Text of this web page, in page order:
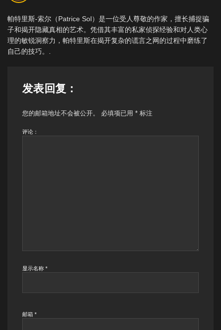
帕特里斯-索尔（Patrice Sol）是一位受人尊敬的作家，擅长捕捉骗
子和揭开隐藏真相的艺术。凭借其丰富的私家侦探经验和对人类心
理的敏锐洞察力，帕特里斯在揭开复杂的谎言之网的过程中磨练了
自己的技巧。.
发表回复：
您的邮箱地址不会被公开。 必填项已用 * 标注
评论：
显示名称 *
邮箱 *